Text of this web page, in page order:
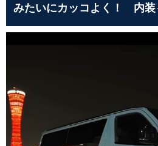
みたいにカッコよく！ 内装